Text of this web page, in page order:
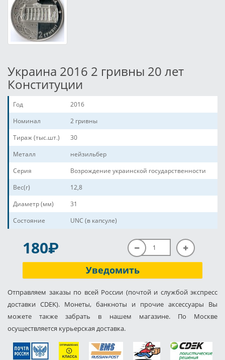
Украина 2016 2 гривны 20 лет
Конституции
Год
2016
Номинал
2 гривны
Тираж (тыс.шт.)
30
Металл
нейзильбер
Серия
Возрождение украинской государственности
Вес(г)
12,8
Диаметр (мм)
31
Состояние
UNC (в капсуле)
180P
Уведомить
Отправляем заказы по всей России (почтой и службой экспресс
доставки CDEK). Монеты, банкноты и прочие аксессуары Вы
можете также забрать в нашем магазине. По Москве
осуществляется курьерская доставка.